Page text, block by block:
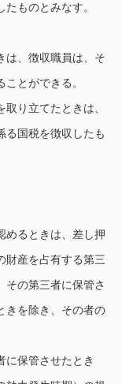
ものとみなす。
は、徴収職員は、そ
とができる。
り立てたときは、
る国税を徴収したも
めるときは、差し押
財産を占有する第三
その第三者に保管さ
きを除き、その者の
に保管させたとき